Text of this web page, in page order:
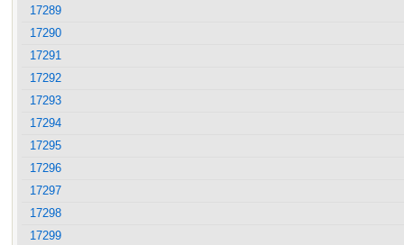
17289
17290
17291
17292
17293
17294
17295
17296
17297
17298
17299